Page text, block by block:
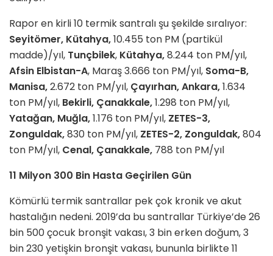
Rapor en kirli 10 termik santralı şu şekilde sıralıyor:
Seyitömer, Kütahya,10.455 ton PM (partikül
madde)/yıl, Tunçbilek, Kütahya,8.244 ton PM/yıl,
Afsin Elbistan-A, Maraş 3.666 ton PM/yıl, Soma-B,
Manisa,2.672 ton PM/yıl, Çayırhan, Ankara,1.634
ton PM/yıl, Bekirli, Çanakkale,1.298 ton PM/yıl,
Yatağan, Muğla,1.176 ton PM/yıl, ZETES-3,
Zonguldak,830 ton PM/yıl, ZETES-2, Zonguldak,804
ton PM/yıl, Cenal, Çanakkale, 788 ton PM/yıl
11 Milyon 300 Bin Hasta Geçirilen Gün
Kömürlü termik santrallar pek çok kronik ve akut
hastalığın nedeni. 2019’da bu santrallar Türkiye’de 26
bin 500 çocuk bronşit vakası, 3 bin erken doğum, 3
bin 230 yetişkin bronşit vakası, bununla birlikte 11